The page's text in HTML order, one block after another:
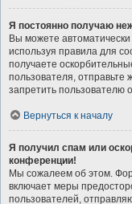
Я постоянно получаю
Вы можете
используя правила для
получаете
пользователя,
запретить пользователю
Вернуться к началу
Я получил спам или
конференции!
Мы сожалеем об этом.
включает меры
пользователей,